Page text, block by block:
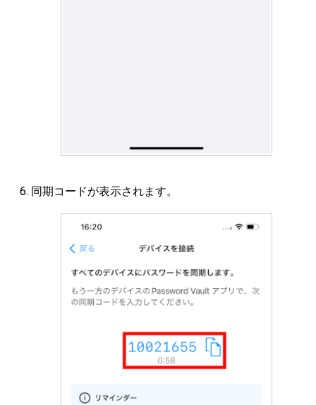
同期コードが表示されます。